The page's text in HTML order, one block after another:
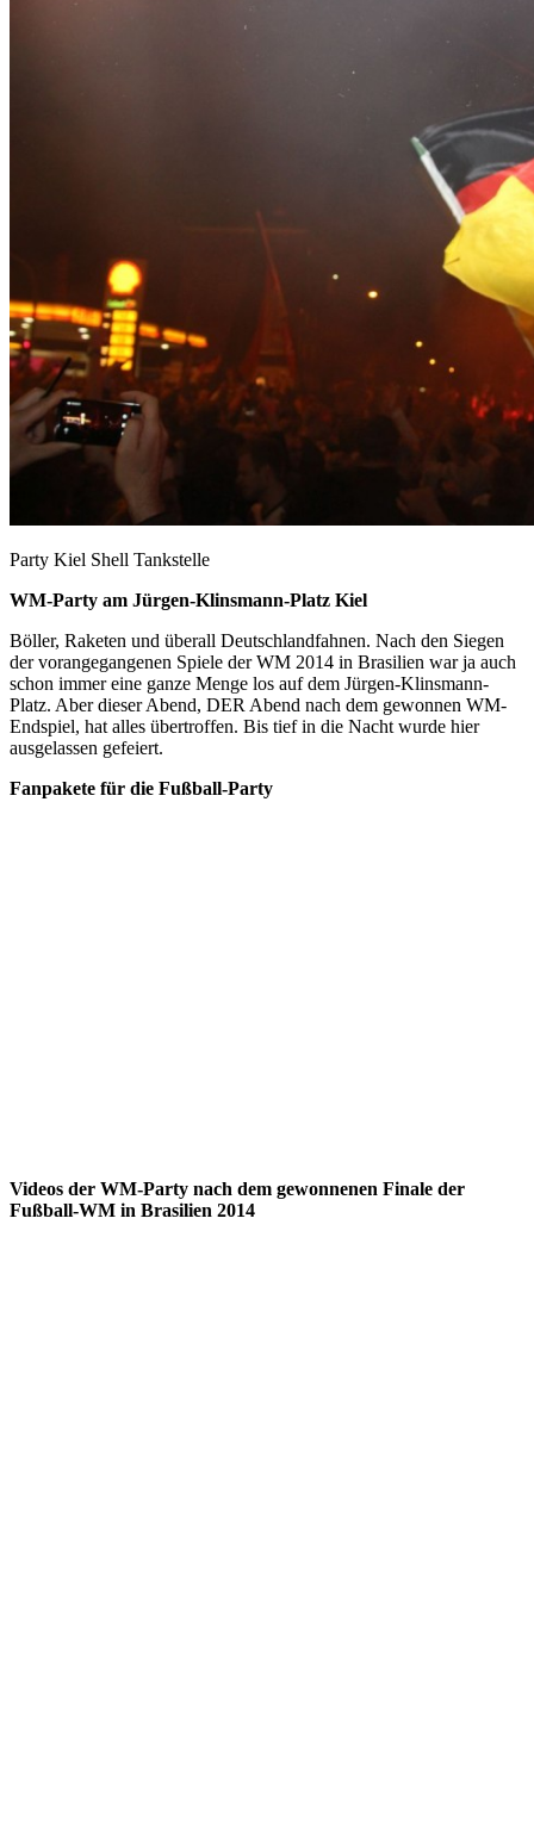
Party Kiel Shell Tankstelle
WM-Party am Jürgen-Klinsmann-Platz Kiel
Böller, Raketen und überall Deutschlandfahnen. Nach den Siegen
der vorangegangenen Spiele der WM 2014 in Brasilien war ja auch
schon immer eine ganze Menge los auf dem Jürgen-Klinsmann-
Platz. Aber dieser Abend, DER Abend nach dem gewonnen WM-
Endspiel, hat alles übertroffen. Bis tief in die Nacht wurde hier
ausgelassen gefeiert.
Fanpakete für die Fußball-Party
Videos der WM-Party nach dem gewonnenen Finale der
Fußball-WM in Brasilien 2014